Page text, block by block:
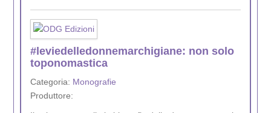
#leviedelledonnemarchigiane: non solo
toponomastica
Categoria: Monografie
Produttore: